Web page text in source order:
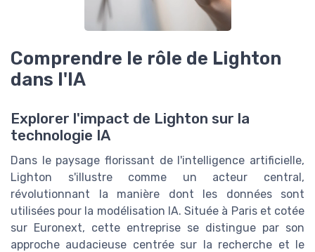
Comprendre le rôle de Lighton
dans l'IA
Explorer l'impact de Lighton sur la
technologie IA
Dans le paysage florissant de l'intelligence artificielle,
Lighton s'illustre comme un acteur central,
révolutionnant la manière dont les données sont
utilisées pour la modélisation IA. Située à Paris et cotée
sur Euronext, cette entreprise se distingue par son
approche audacieuse centrée sur la recherche et le